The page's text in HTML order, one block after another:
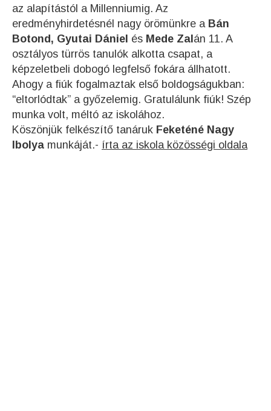
az alapítástól a Millenniumig. Az
eredményhirdetésnél nagy örömünkre a Bán
Botond, Gyutai Dániel és Mede Zalán 11. A
osztályos türrös tanulók alkotta csapat, a
képzeletbeli dobogó legfelső fokára állhatott.
Ahogy a fiúk fogalmaztak első boldogságukban:
“eltorlódtak” a győzelemig. Gratulálunk fiúk! Szép
munka volt, méltó az iskolához.
Köszönjük felkészítő tanáruk Feketéné Nagy
Ibolya munkáját.- írta az iskola közösségi oldala